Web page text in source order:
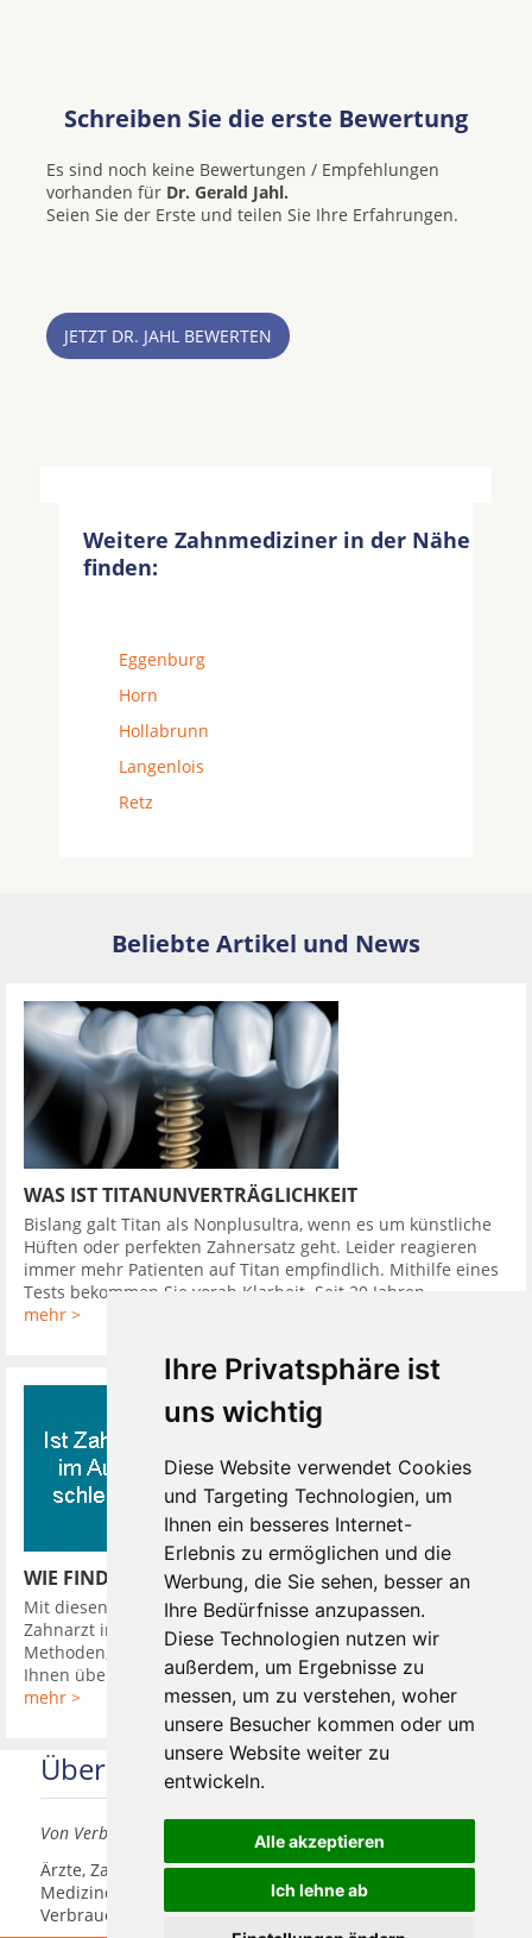
Ihre Privatsphäre ist
uns wichtig
Diese Website verwendet Cookies
und Targeting Technologien, um
Ihnen ein besseres Internet-
Erlebnis zu ermöglichen und die
Werbung, die Sie sehen, besser an
Ihre Bedürfnisse anzupassen.
Diese Technologien nutzen wir
außerdem, um Ergebnisse zu
messen, um zu verstehen, woher
unsere Besucher kommen oder um
unsere Website weiter zu
entwickeln.
Alle akzeptieren
Ich lehne ab
Schreiben Sie die erste Bewertung
Es sind noch keine Bewertungen / Empfehlungen
vorhanden für Dr. Gerald Jahl.
Seien Sie der Erste und teilen Sie Ihre Erfahrungen.
JETZT DR. JAHL BEWERTEN
Weitere Zahnmediziner in der Nähe
finden:
Eggenburg
Horn
Hollabrunn
Langenlois
Retz
Beliebte Artikel und News
WAS IST TITANUNVERTRÄGLICHKEIT
Bislang galt Titan als Nonplusultra, wenn es um künstliche
Hüften oder perfekten Zahnersatz geht. Leider reagieren
immer mehr Patienten auf Titan empfindlich. Mithilfe eines
Tests bekommen Sie vorab Klarheit. Seit 20 Jahren ...
mehr >
WIE FINDE ICH EINEN GUTEN ZAHNARZT
Mit diesen 10 Tipps finden Sie leicht einen guten günstigen
Zahnarzt in Ihrer Nähe. So hat Ihr Zahnarzt verschiedene
Methoden, Sie in seine Diagnose einzubeziehen. Er kann
Ihnen über Kamera oder ...
mehr >
Über uns
Von Verbrauchern für Verbraucher
Ärzte, Zahnärzte, Akustiker und andere
Medizindienstleister haben hier die Möglichkeit, sich
Verbrauchern vorzustellen.